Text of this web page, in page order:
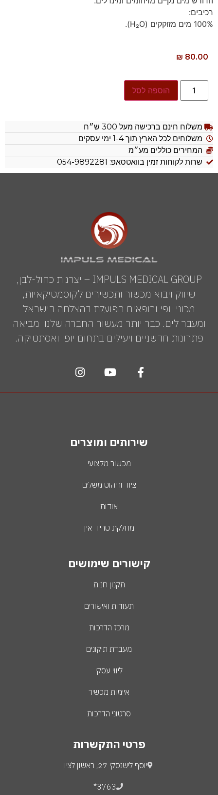
רכיבים:
100% מים מזוקקים (H₂O).
₪ 80.00
הוספה לסל
משלוח חינם ברכישה מעל 300 ש״ח
משלוחים לכל הארץ תוך 1-4 ימי עסקים
המחירים כוללים מע״מ
שרות לקוחות זמין בוואטסאפ: 054-9892281
IMPULS MEDICAL GROUP – יצרנית כחול-לבן,
שיווק ויבוא מכשור ותכשירים לקוסמטיקאיות,
מכוני יופי ורופאים הפועלת בהצלחה בישראל
ומעבר לים. כבר יותר מעשור החברה שלנו מביאה
פתרונות חדשניים ויעילים בתחום יופי ואסתטיקה.
שירותים ומוצרים
מכשור מקצועי
ציוד וריהוט משלים
אודות
מחלקת טרייד אין
קישורים שימושים
תקנון חנות
תעודות ואישורים
מרכז הדרכות
מעבדת תיקונים
ליווי עסקי
איימות מכשיר
סרטוני הדרכות
פרטי התקשרות
יוסף לישנסקי 27, ראשון לציון
3763*